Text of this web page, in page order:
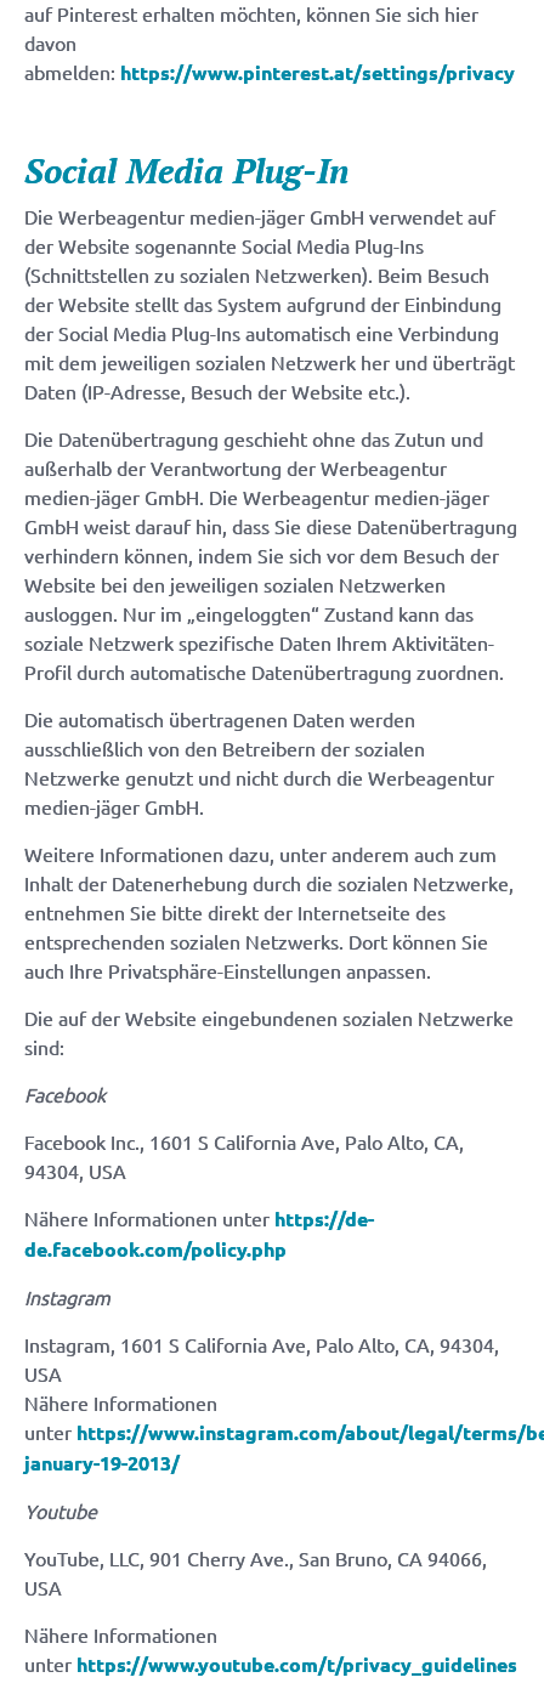
Impressum Datenschutz Sitemap
auf Pinterest erhalten möchten, können Sie sich hier
davon
abmelden: https://www.pinterest.at/settings/privacy
Social Media Plug-In
Die Werbeagentur medien-jäger GmbH verwendet auf
der Website sogenannte Social Media Plug-Ins
(Schnittstellen zu sozialen Netzwerken). Beim Besuch
der Website stellt das System aufgrund der Einbindung
der Social Media Plug-Ins automatisch eine Verbindung
mit dem jeweiligen sozialen Netzwerk her und überträgt
Daten (IP-Adresse, Besuch der Website etc.).
Die Datenübertragung geschieht ohne das Zutun und
außerhalb der Verantwortung der Werbeagentur
medien-jäger GmbH. Die Werbeagentur medien-jäger
GmbH weist darauf hin, dass Sie diese Datenübertragung
verhindern können, indem Sie sich vor dem Besuch der
Website bei den jeweiligen sozialen Netzwerken
ausloggen. Nur im „eingeloggten“ Zustand kann das
soziale Netzwerk spezifische Daten Ihrem Aktivitäten-
Profil durch automatische Datenübertragung zuordnen.
Die automatisch übertragenen Daten werden
ausschließlich von den Betreibern der sozialen
Netzwerke genutzt und nicht durch die Werbeagentur
medien-jäger GmbH.
Weitere Informationen dazu, unter anderem auch zum
Inhalt der Datenerhebung durch die sozialen Netzwerke,
entnehmen Sie bitte direkt der Internetseite des
entsprechenden sozialen Netzwerks. Dort können Sie
auch Ihre Privatsphäre-Einstellungen anpassen.
Die auf der Website eingebundenen sozialen Netzwerke
sind:
Facebook
Facebook Inc., 1601 S California Ave, Palo Alto, CA,
94304, USA
Nähere Informationen unter https://de-
de.facebook.com/policy.php
Instagram
Instagram, 1601 S California Ave, Palo Alto, CA, 94304,
USA
Nähere Informationen
unter https://www.instagram.com/about/legal/terms/
january-19-2013/
Youtube
YouTube, LLC, 901 Cherry Ave., San Bruno, CA 94066,
USA
Nähere Informationen
unter https://www.youtube.com/t/privacy_guidelines